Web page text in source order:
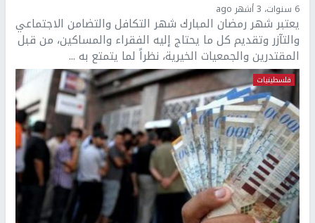
6 سنوات، 3 أشهر ago
يعتبر شهر رمضان المبارك شهر التكافل والتضامن الاجتماعي
والتآزر وتقديم كل ما يحتاج إليه الفقراء والمساكين، من قبل
المقتدرين والجمعيات الخيرية، نظراً لما يتمتع به ...
فلسطينيات